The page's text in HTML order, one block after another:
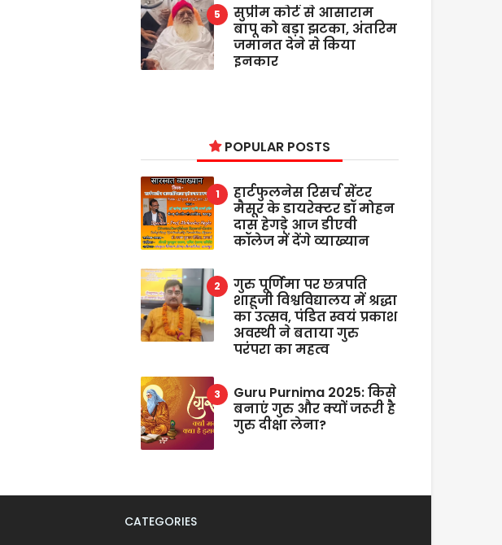
सुप्रीम कोर्ट से आसाराम
बापू को बड़ा झटका, अंतरिम
जमानत देने से किया
इनकार
POPULAR POSTS
हार्टफुलनेस रिसर्च सेंटर
मैसूर के डायरेक्टर डॉ मोहन
दास हेगड़े आज डीएवी
कॉलेज में देंगे व्याख्यान
गुरु पूर्णिमा पर छत्रपति
शाहूजी विश्वविद्यालय में श्रद्धा
का उत्सव, पंडित स्वयं प्रकाश
अवस्थी ने बताया गुरु
परंपरा का महत्व
Guru Purnima 2025: किसे
बनाएं गुरु और क्यों जरूरी है
गुरु दीक्षा लेना?
CATEGORIES